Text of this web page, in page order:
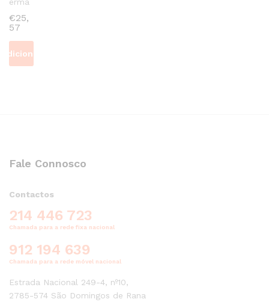
€25,
57
Adicionar
Fale Connosco
Contactos
214 446 723
Chamada para a rede fixa nacional
912 194 639
Chamada para a rede móvel nacional
Estrada Nacional 249-4, nº10,
2785-574 São Domingos de Rana